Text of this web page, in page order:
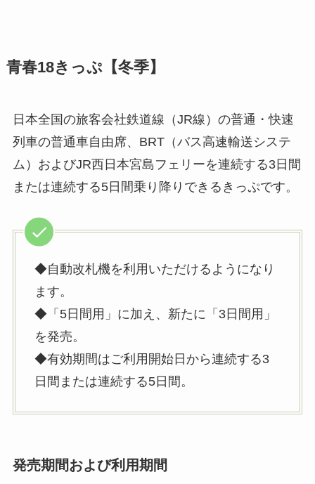
青春18きっぷ【冬季】
日本全国の旅客会社鉄道線（JR線）の普通・快速
列車の普通車自由席、BRT（バス高速輸送システ
ム）およびJR西日本宮島フェリーを連続する3日間
または連続する5日間乗り降りできるきっぷです。
◆自動改札機を利用いただけるようになり
ます。
◆「5日間用」に加え、新たに「3日間用」
を発売。
◆有効期間はご利用開始日から連続する3
日間または連続する5日間。
発売期間および利用期間